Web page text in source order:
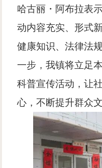
哈古丽・阿布拉表
动内容充实、形式
健康知识、法律法
一步，我镇将立足
科普宣传活动，让
心，不断提升群众